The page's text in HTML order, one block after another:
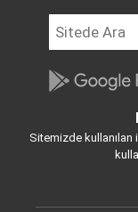
Sitemizde kullanılan